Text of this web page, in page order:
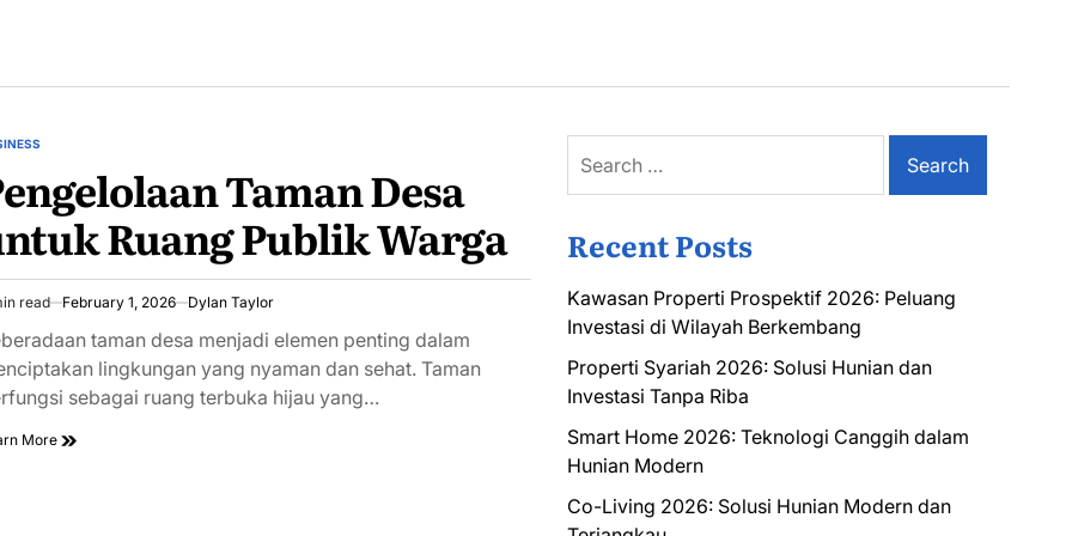
Taman Desa
Ruang Publik Warga
read February 1, 2026 Dylan Taylor
taman desa menjadi elemen penting dalam
lingkungan yang nyaman dan sehat. Taman
sebagai ruang terbuka hijau yang…
More
for:
Recent Posts
Kawasan Properti Prospektif 2026: Peluang
Investasi di Wilayah Berkembang
Properti Syariah 2026: Solusi Hunian dan
Investasi Tanpa Riba
Smart Home 2026: Teknologi Canggih dalam
Hunian Modern
Co-Living 2026: Solusi Hunian Modern dan